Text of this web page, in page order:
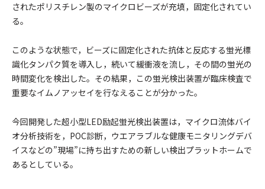
されたポリスチレン製のマイクロビーズが充填，固定化されてい
る。
このような状態で，ビーズに固定化された抗体と反応する蛍光標
識化タンパク質を導入し，続いて緩衝液を流し，その間の蛍光の
時間変化を検出した。その結果，この蛍光検出装置が臨床検査で
重要なイムノアッセイを行なえることが分かった。
今回開発した超小型LED励起蛍光検出装置は，マイクロ流体バイ
オ分析技術を，POC診断，ウエアラブルな健康モニタリングデバ
イスなどの”現場”に持ち出すための新しい検出プラットホームで
あるとしている。